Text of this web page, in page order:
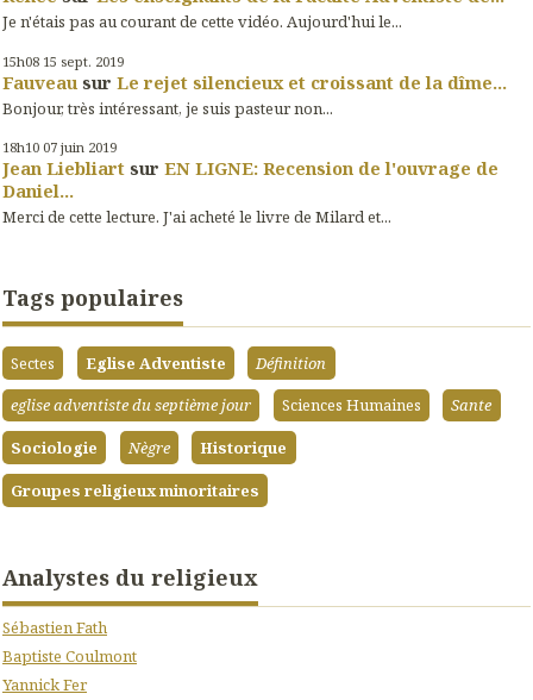
Je n'étais pas au courant de cette vidéo. Aujourd'hui le...
15h08 15 sept. 2019
Fauveau sur Le rejet silencieux et croissant de la dîme...
Bonjour, très intéressant, je suis pasteur non...
18h10 07 juin 2019
Jean Liebliart sur EN LIGNE: Recension de l'ouvrage de
Daniel...
Merci de cette lecture. J'ai acheté le livre de Milard et...
Tags populaires
Sectes Eglise Adventiste
Définition
eglise adventiste du septième jour
Sciences Humaines
Sante
Sociologie
Nègre
Historique
Groupes religieux minoritaires
Analystes du religieux
Sébastien Fath
Baptiste Coulmont
Yannick Fer